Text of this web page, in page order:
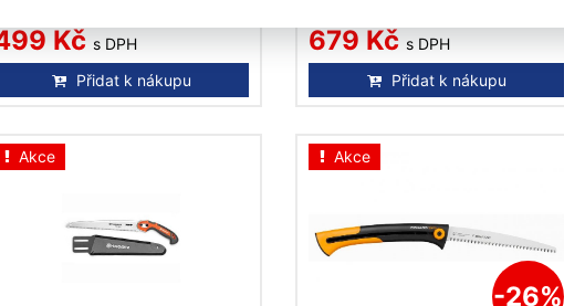
Kč s DPH
Přidat k nákupu
679 Kč s DPH
Přidat k nákupu
Akce Akce
-26%